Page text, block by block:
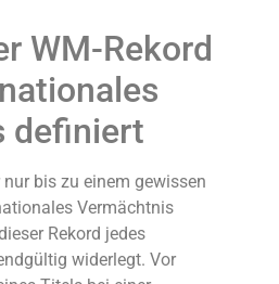
WM-Rekord
definiert
bis zu einem gewissen
Vermächtnis
Rekord jedes
widerlegt. Vor